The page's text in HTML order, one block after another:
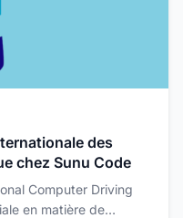
des
chez Sunu Code
Computer Driving
en matière de